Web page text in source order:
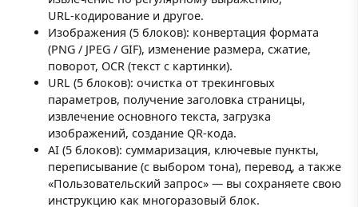
URL‑кодирование и другое.
Изображения (5 блоков): конвертация формата
(PNG / JPEG / GIF), изменение размера, сжатие,
поворот, OCR (текст с картинки).
URL (5 блоков): очистка от трекинговых
параметров, получение заголовка страницы,
извлечение основного текста, загрузка
изображений, создание QR‑кода.
AI (5 блоков): суммаризация, ключевые пункты,
переписывание (с выбором тона), перевод, а также
«Пользовательский запрос» — вы сохраняете свою
инструкцию как многоразовый блок.